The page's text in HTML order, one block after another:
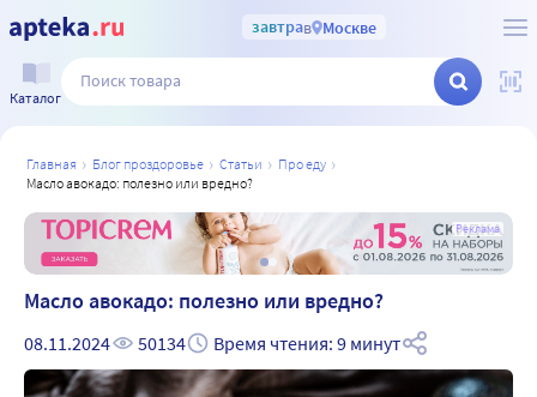
завтрав Москве
Каталог
главная блог проздоровье статьи
про еду
масло авокадо: полезно или вредно?
Реклама
Масло авокадо: полезно или вредно?
08.11.2024 50134 Время чтения: 9 минут